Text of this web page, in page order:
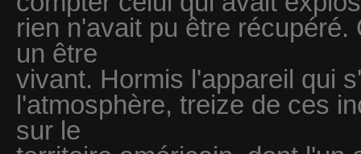
rien n'avait pu être
un être
vivant. Hormis l'appareil qui
l'atmosphère, treize de ces
sur le